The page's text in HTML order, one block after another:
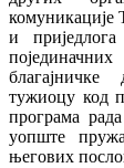
комуникације
и
тужиоцу код
програма
уопште
његових